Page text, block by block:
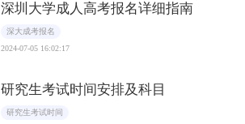
深圳大学成人高考报名详细指南
深大成考报名
2024-07-05 16:02:17
研究生考试时间安排及科目
研究生考试时间